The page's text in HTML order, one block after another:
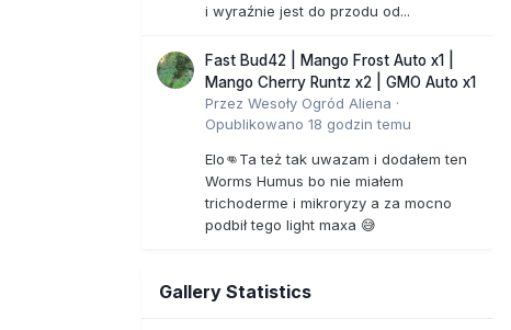
i wyraźnie jest do przodu od...
Fast Bud42 | Mango Frost Auto x1 |
Mango Cherry Runtz x2 | GMO Auto x1
Przez Wesoły Ogród Aliena ·
Opublikowano 18 godzin temu
Elo👊Ta też tak uwazam i dodałem ten
Worms Humus bo nie miałem
trichoderme i mikroryzy a za mocno
podbił tego light maxa 😅
Gallery Statistics